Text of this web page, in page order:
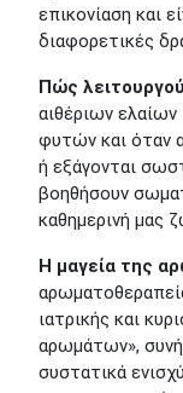
επικονίαση και
διαφορετικές
Πώς
αιθέριων
φυτών και όταν
ή εξάγονται
βοηθήσουν
καθημερινή μας
Η μαγεία της
ιατρικής και
αρωμάτων»,
συστατικά